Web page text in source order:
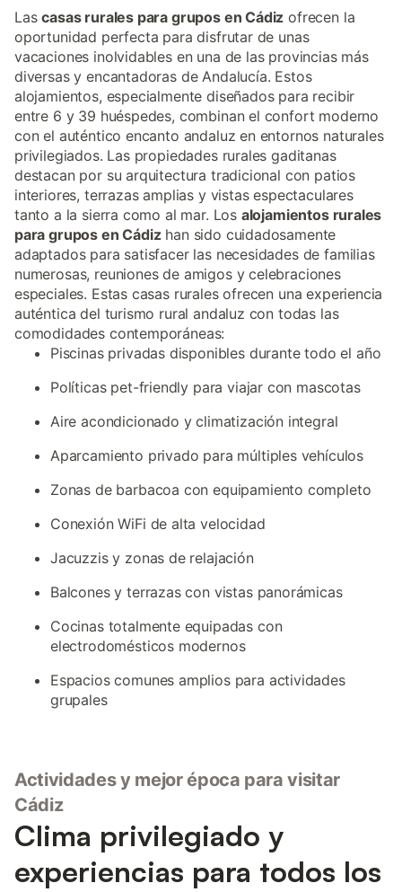
Lascasas rurales para grupos en Cádiz ofrecen la
oportunidad perfecta para disfrutar de unas
vacaciones inolvidables en una de las provincias más
diversas y encantadoras de Andalucía. Estos
alojamientos, especialmente diseñados para recibir
entre 6 y 39 huéspedes, combinan el confort moderno
con el auténtico encanto andaluz en entornos naturales
privilegiados. Las propiedades rurales gaditanas
destacan por su arquitectura tradicional con patios
interiores, terrazas amplias y vistas espectaculares
tanto a la sierra como al mar. Los alojamientos rurales
para grupos en Cádizhan sido cuidadosamente
adaptados para satisfacer las necesidades de familias
numerosas, reuniones de amigos y celebraciones
especiales. Estas casas rurales ofrecen una experiencia
auténtica del turismo rural andaluz con todas las
comodidades contemporáneas:
Piscinas privadas disponibles durante todo el año
Políticas pet-friendly para viajar con mascotas
Aire acondicionado y climatización integral
Aparcamiento privado para múltiples vehículos
Zonas de barbacoa con equipamiento completo
Conexión WiFi de alta velocidad
Jacuzzis y zonas de relajación
Balcones y terrazas con vistas panorámicas
Cocinas totalmente equipadas con
electrodomésticos modernos
Espacios comunes amplios para actividades
grupales
Actividades y mejor época para visitar
Cádiz
Clima privilegiado y
experiencias para todos los